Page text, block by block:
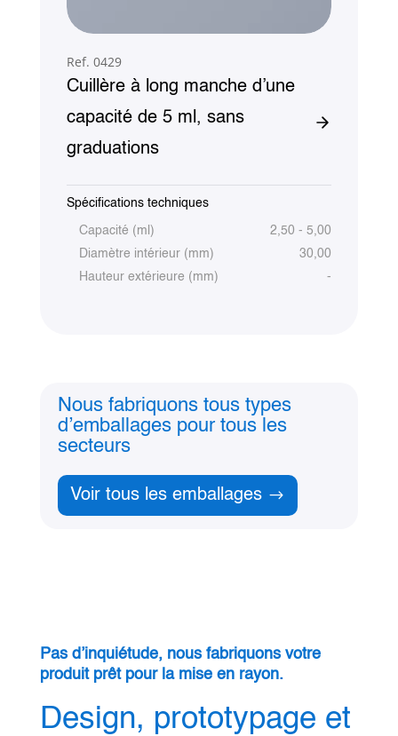
Ref. 0429
Cuillère à long manche d’une
capacité de 5 ml, sans
graduations
Spécifications techniques
Capacité (ml)
2,50 - 5,00
Diamètre intérieur (mm)
30,00
Hauteur extérieure (mm)
-
Nous fabriquons tous types
d’emballages pour tous les
secteurs
Voir tous les emballages
Pas d’inquiétude, nous fabriquons votre
produit prêt pour la mise en rayon.
Design, prototypage et